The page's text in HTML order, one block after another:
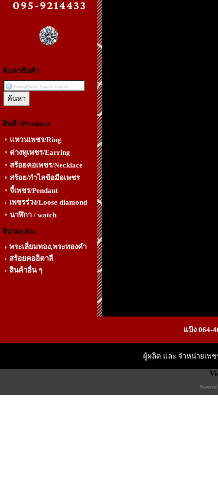
ค้นหาสินค้า
สินค้า/Products
แหวนเพชร/Ring
ต่างหูเพชร/Earring
สร้อยคอเพชร/Necklace
สร้อย/กำไลข้อมือเพชร
จี้เพชร/Pendant
เพชรร่วง/Loose diamond
นาฬิกา / watch
จิปาถะ/Etc.
พระเลี่ยมทอง,พระทองคำ
สร้อยคออิตาลี
สินค้าอื่น ๆ
แป้ง 064-
ผู้ผลิต และ จำหน่ายเพ